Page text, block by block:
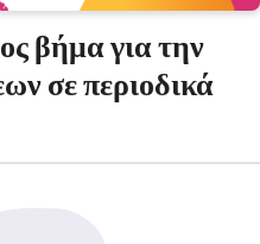
βήμα για την
σε περιοδικά